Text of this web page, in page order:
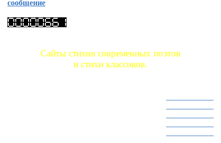
Сайты стихов современных поэтов
и стихи классиков.